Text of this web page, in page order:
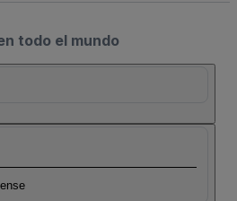
todo el mundo